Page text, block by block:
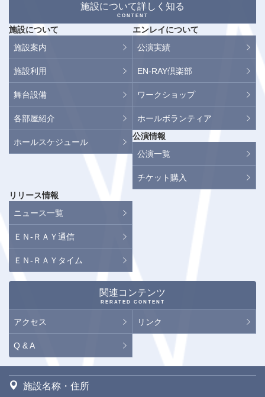
施設について詳しく知る
CONTENT
施設について
施設案内
施設利用
舞台設備
各部屋紹介
ホールスケジュール
エンレイについて
公演実績
EN-RAY倶楽部
ワークショップ
ホールボランティア
公演情報
公演一覧
チケット購入
リリース情報
ニュース一覧
ＥＮ-ＲＡＹ通信
ＥＮ-ＲＡＹタイム
関連コンテンツ
RERATED CONTENT
アクセス リンク
Q & A
施設名称・住所